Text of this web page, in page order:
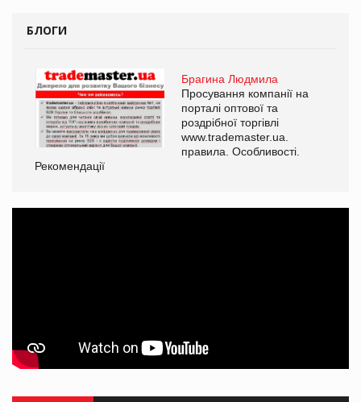
БЛОГИ
Брагина Людмила
Просування компанії на
порталі оптової та
роздрібної торгівлі
www.trademaster.ua.
правила. Особливості.
Рекомендації